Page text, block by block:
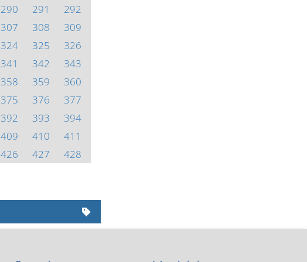
290 291
292
307 308
309
324 325
326
341 342
343
358 359
360
375 376
377
392 393
394
409 410
411
426 427
428